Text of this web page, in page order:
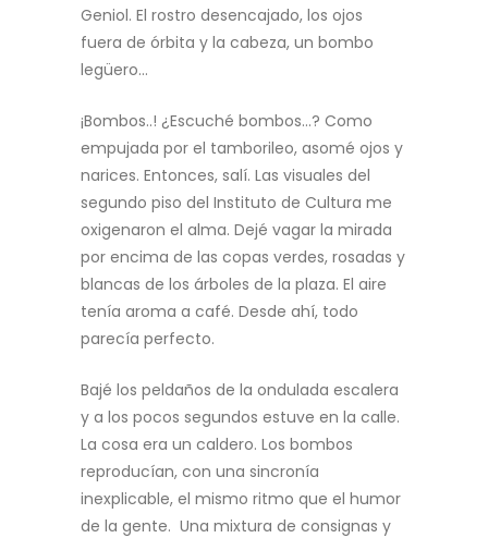
Geniol. El rostro desencajado, los ojos
fuera de órbita y la cabeza, un bombo
legüero…
¡Bombos..! ¿Escuché bombos…? Como
empujada por el tamborileo, asomé ojos y
narices. Entonces, salí. Las visuales del
segundo piso del Instituto de Cultura me
oxigenaron el alma. Dejé vagar la mirada
por encima de las copas verdes, rosadas y
blancas de los árboles de la plaza. El aire
tenía aroma a café. Desde ahí, todo
parecía perfecto.
Bajé los peldaños de la ondulada escalera
y a los pocos segundos estuve en la calle.
La cosa era un caldero. Los bombos
reproducían, con una sincronía
inexplicable, el mismo ritmo que el humor
de la gente. Una mixtura de consignas y